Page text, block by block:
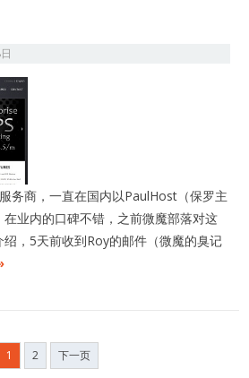
务商，一直在国内以PaulHost（保罗主
业内的口碑不错，之前微魔部落对这
，5天前收到Roy的邮件（微魔的臭记
1 2 下一页